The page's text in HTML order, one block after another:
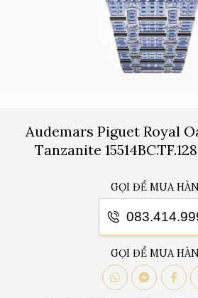
Audemars Piguet Royal
Tanzanite
GỌI ĐỂ MUA
GỌI ĐỂ MUA